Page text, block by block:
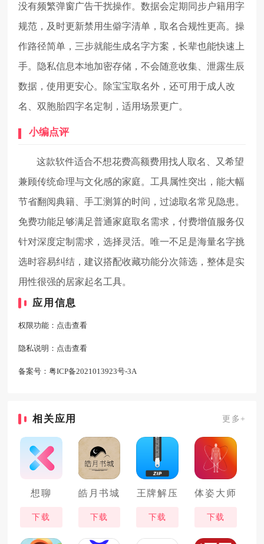
没有频繁弹窗广告干扰操作。数据会定期同步户籍用字
规范，及时更新禁用生僻字清单，取名合规性更高。操
作路径简单，三步就能生成名字方案，长辈也能快速上
手。隐私信息本地加密存储，不会随意收集、泄露生辰
数据，使用更安心。除宝宝取名外，还可用于成人改
名、双胞胎四字名定制，适用场景更广。
小编点评
这款软件适合不想花费高额费用找人取名、又希望
兼顾传统命理与文化感的家庭。工具属性突出，能大幅
节省翻阅典籍、手工测算的时间，过滤取名常见隐患。
免费功能足够满足普通家庭取名需求，付费增值服务仅
针对深度定制需求，选择灵活。唯一不足是海量名字挑
选时容易纠结，建议搭配收藏功能分次筛选，整体是实
用性很强的居家起名工具。
应用信息
权限功能： 点击查看
隐私说明： 点击查看
备案号：粤ICP备2021013923号-3A
相关应用 更多+
想聊
下载
皓月书城
下载
王牌解压
下载
体姿大师
下载